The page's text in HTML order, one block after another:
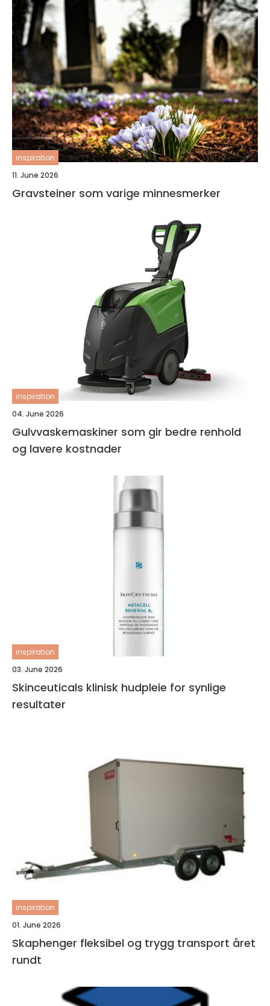
inspiration
11. June 2026
Gravsteiner som varige minnesmerker
inspiration
04. June 2026
Gulvvaskemaskiner som gir bedre renhold
og lavere kostnader
inspiration
03. June 2026
Skinceuticals klinisk hudpleie for synlige
resultater
inspiration
01. June 2026
Skaphenger fleksibel og trygg transport året
rundt